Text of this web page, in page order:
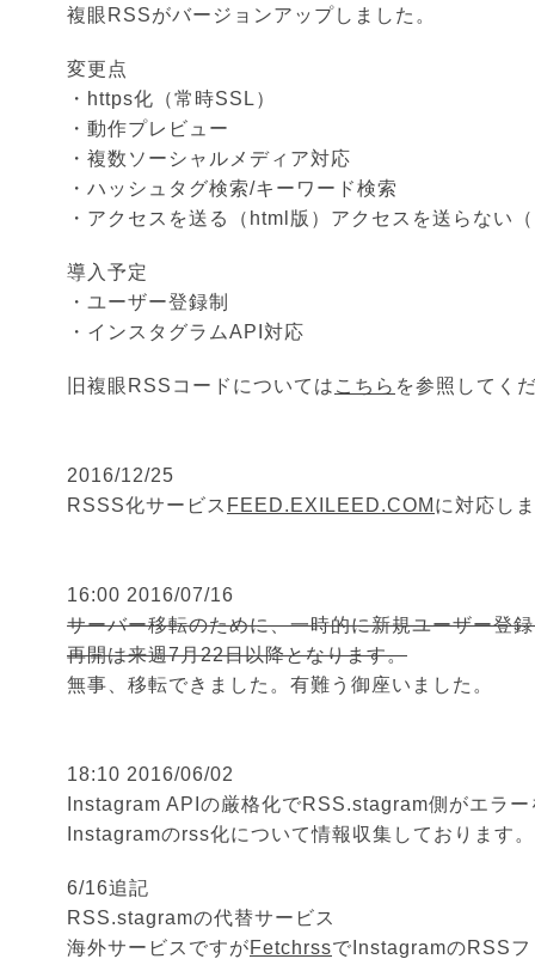
複眼RSSがバージョンアップしました。
変更点
・https化（常時SSL）
・動作プレビュー
・複数ソーシャルメディア対応
・ハッシュタグ検索/キーワード検索
・アクセスを送る（html版）アクセスを送らない
導入予定
・ユーザー登録制
・インスタグラムAPI対応
旧複眼RSSコードについては こちら を参照してく
2016/12/25
RSSS化サービス FEED.EXILEED.COM に対応し
16:00 2016/07/16
サーバー移転のために、一時的に新規ユーザー登
再開は来週7月22日以降となります。
無事、移転できました。有難う御座いました。
18:10 2016/06/02
Instagram APIの厳格化でRSS.stagram側がエラ
Instagramのrss化について情報収集しております。
6/16追記
RSS.stagramの代替サービス
海外サービスですがFetchrssでInstagramのRSS